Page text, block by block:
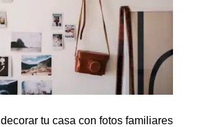
tu casa con fotos familiares